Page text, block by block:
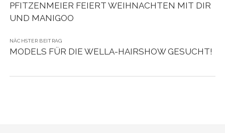
PFITZENMEIER FEIERT WEIHNACHTEN MIT DIR
UND MANIGOO
NÄCHSTER BEITRAG
MODELS FÜR DIE WELLA-HAIRSHOW GESUCHT!